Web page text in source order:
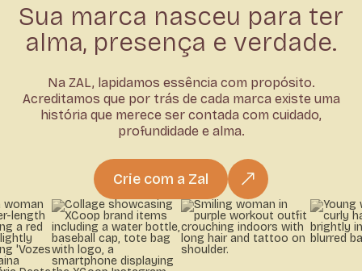
Sua marca nasceu para ter
alma, presença e verdade.
Na ZAL, lapidamos essência com propósito.
Acreditamos que por trás de cada marca existe uma
história que merece ser contada com cuidado,
profundidade e alma.
Crie com a Zal